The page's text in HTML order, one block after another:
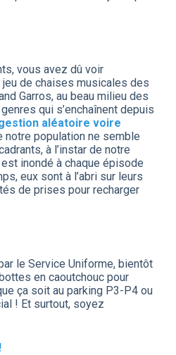
vous avez dû voir
de chaises musicales des
Garros, au beau milieu des
qui s’enchaînent depuis
aléatoire voire
notre population ne semble
à l’instar de notre
inondé à chaque épisode
eux sont à l’abri sur leurs
de prises pour recharger
le Service Uniforme, bientôt
en caoutchouc pour
ça soit au parking P3-P4 ou
! Et surtout, soyez